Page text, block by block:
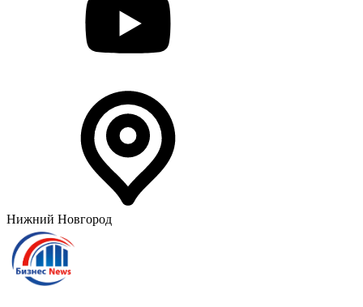
Нижний Новгород